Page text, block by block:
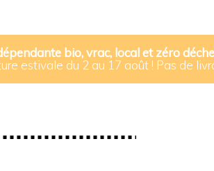
bio, vrac, local et zéro
estivale du 2 au 17 août ! Pas de